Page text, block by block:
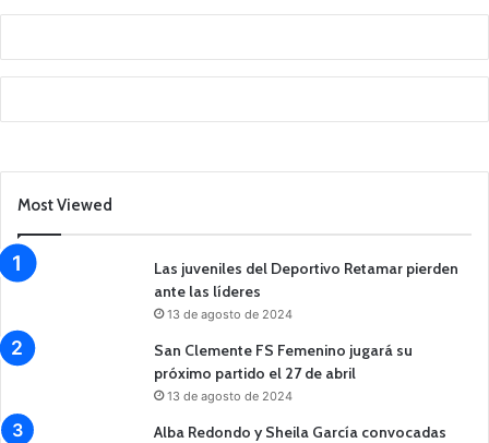
Most Viewed
Las juveniles del Deportivo Retamar pierden
ante las líderes
13 de agosto de 2024
San Clemente FS Femenino jugará su
próximo partido el 27 de abril
13 de agosto de 2024
Alba Redondo y Sheila García convocadas